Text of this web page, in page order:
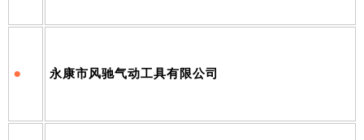
• 永康市风驰气动工具有限公司